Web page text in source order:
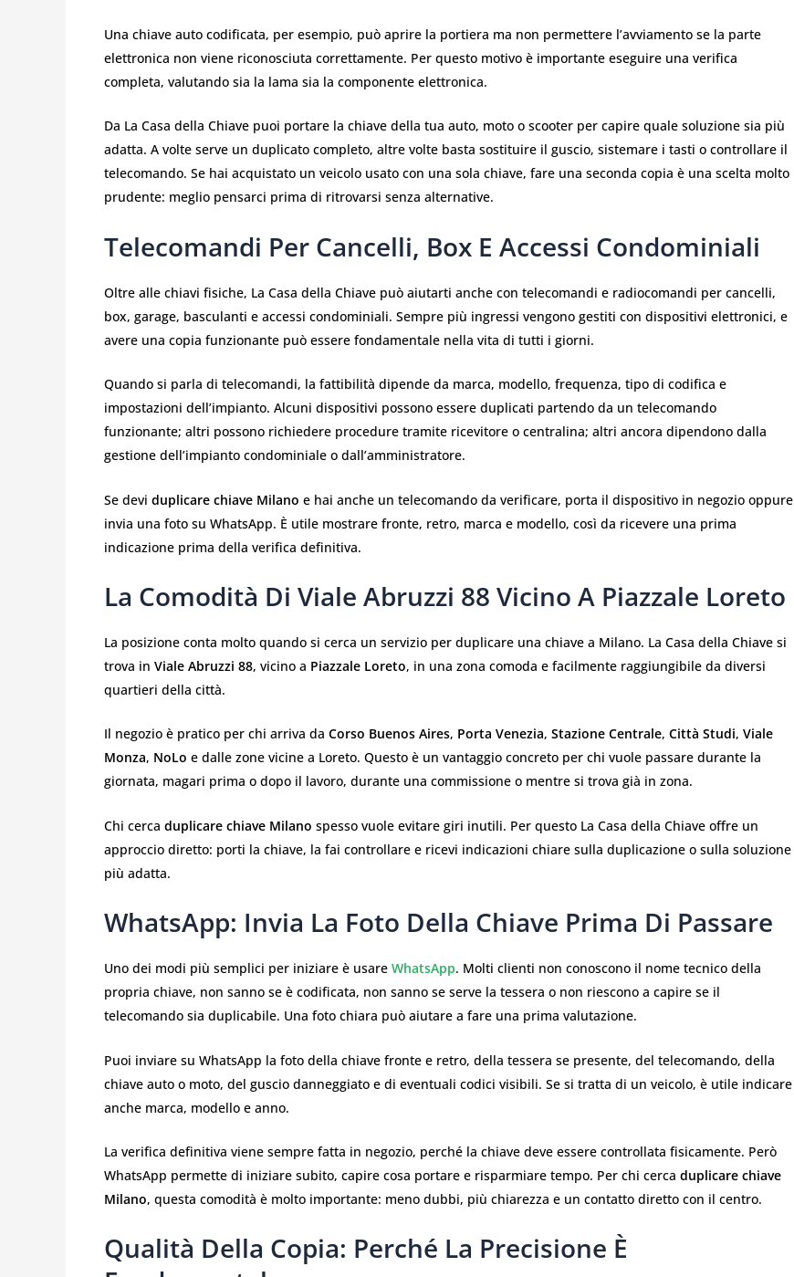
Una chiave auto codificata, per esempio, può aprire la portiera ma non permettere l’avviamento se la parte
elettronica non viene riconosciuta correttamente. Per questo motivo è importante eseguire una verifica
completa, valutando sia la lama sia la componente elettronica.
Da La Casa della Chiave puoi portare la chiave della tua auto, moto o scooter per capire quale soluzione sia più
adatta. A volte serve un duplicato completo, altre volte basta sostituire il guscio, sistemare i tasti o controllare il
telecomando. Se hai acquistato un veicolo usato con una sola chiave, fare una seconda copia è una scelta molto
prudente: meglio pensarci prima di ritrovarsi senza alternative.
Telecomandi Per Cancelli, Box E Accessi Condominiali
Oltre alle chiavi fisiche, La Casa della Chiave può aiutarti anche con telecomandi e radiocomandi per cancelli,
box, garage, basculanti e accessi condominiali. Sempre più ingressi vengono gestiti con dispositivi elettronici, e
avere una copia funzionante può essere fondamentale nella vita di tutti i giorni.
Quando si parla di telecomandi, la fattibilità dipende da marca, modello, frequenza, tipo di codifica e
impostazioni dell’impianto. Alcuni dispositivi possono essere duplicati partendo da un telecomando
funzionante; altri possono richiedere procedure tramite ricevitore o centralina; altri ancora dipendono dalla
gestione dell’impianto condominiale o dall’amministratore.
Se devi duplicare chiave Milano e hai anche un telecomando da verificare, porta il dispositivo in negozio oppure
invia una foto su WhatsApp. È utile mostrare fronte, retro, marca e modello, così da ricevere una prima
indicazione prima della verifica definitiva.
La Comodità Di Viale Abruzzi 88 Vicino A Piazzale Loreto
La posizione conta molto quando si cerca un servizio per duplicare una chiave a Milano. La Casa della Chiave si
trova in Viale Abruzzi 88, vicino a Piazzale Loreto, in una zona comoda e facilmente raggiungibile da diversi
quartieri della città.
Il negozio è pratico per chi arriva da Corso Buenos Aires, Porta Venezia, Stazione Centrale, Città Studi, Viale
Monza, NoLo e dalle zone vicine a Loreto. Questo è un vantaggio concreto per chi vuole passare durante la
giornata, magari prima o dopo il lavoro, durante una commissione o mentre si trova già in zona.
Chi cerca duplicare chiave Milano spesso vuole evitare giri inutili. Per questo La Casa della Chiave offre un
approccio diretto: porti la chiave, la fai controllare e ricevi indicazioni chiare sulla duplicazione o sulla soluzione
più adatta.
WhatsApp: Invia La Foto Della Chiave Prima Di Passare
Uno dei modi più semplici per iniziare è usare WhatsApp. Molti clienti non conoscono il nome tecnico della
propria chiave, non sanno se è codificata, non sanno se serve la tessera o non riescono a capire se il
telecomando sia duplicabile. Una foto chiara può aiutare a fare una prima valutazione.
Puoi inviare su WhatsApp la foto della chiave fronte e retro, della tessera se presente, del telecomando, della
chiave auto o moto, del guscio danneggiato e di eventuali codici visibili. Se si tratta di un veicolo, è utile indicare
anche marca, modello e anno.
La verifica definitiva viene sempre fatta in negozio, perché la chiave deve essere controllata fisicamente. Però
WhatsApp permette di iniziare subito, capire cosa portare e risparmiare tempo. Per chi cerca duplicare chiave
Milano, questa comodità è molto importante: meno dubbi, più chiarezza e un contatto diretto con il centro.
Qualità Della Copia: Perché La Precisione È